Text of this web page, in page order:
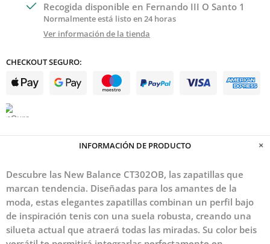
Recogida disponible en Fernando III O Santo 1
Normalmente está listo en 24 horas
Ver información de la tienda
CHECKOUT SEGURO:
INFORMACIÓN DE PRODUCTO
Descubre las New Balance CT302OB, las zapatillas que
marcan tendencia. Diseñadas para los amantes de la
moda, estas elegantes zapatillas combinan un perfil bajo
de inspiración tenis con una suela robusta, creando una
silueta actual que atraerá todas las miradas. Su color beis